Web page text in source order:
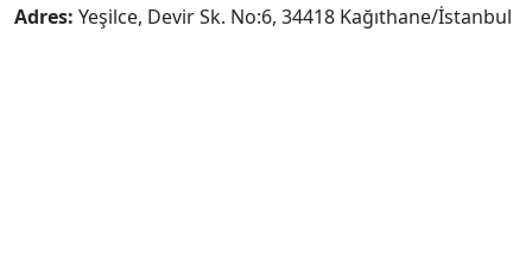
Adres: Yeşilce, Devir Sk. No:6, 34418 Kağıthane/İstanbul